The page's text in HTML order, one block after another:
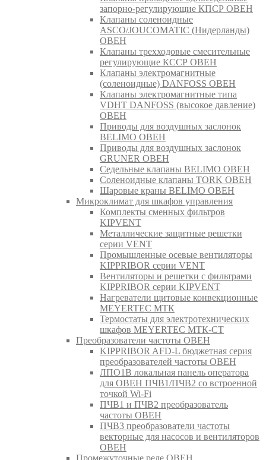
запорно-регулирующие КПСР ОВЕН
Клапаны соленоидные
ASCO/JOUCOMATIC (Нидерланды)
ОВЕН
Клапаны трехходовые смесительные
регулирующие КССР ОВЕН
Клапаны электромагнитные
(соленоидные) DANFOSS ОВЕН
Клапаны электромагнитные типа
VDHT DANFOSS (высокое давление)
ОВЕН
Приводы для воздушных заслонок
BELIMO ОВЕН
Приводы для воздушных заслонок
GRUNER ОВЕН
Седельные клапаны BELIMO ОВЕН
Соленоидные клапаны TORK ОВЕН
Шаровые краны BELIMO ОВЕН
Микроклимат для шкафов управления
Комплекты сменных фильтров
KIPVENT
Металлические защитные решетки
серии VENT
Промышленные осевые вентиляторы
KIPPRIBOR серии VENT
Вентиляторы и решетки с фильтрами
KIPPRIBOR серии KIPVENT
Нагреватели щитовые конвекционные
MEYERTEC МТК
Термостаты для электротехнических
шкафов MEYERTEC МТК-СТ
Преобразователи частоты ОВЕН
KIPPRIBOR AFD-L бюджетная серия
преобразователей частоты ОВЕН
ЛПО1В локальная панель оператора
для ОВЕН ПЧВ1/ПЧВ2 со встроенной
точкой Wi-Fi
ПЧВ1 и ПЧВ2 преобразователь
частоты ОВЕН
ПЧВ3 преобразователи частоты
векторные для насосов и вентиляторов
ОВЕН
Промежуточные реле ОВЕН